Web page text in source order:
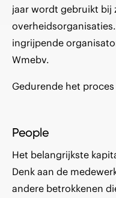
jaar wordt gebruikt bij
ingrijpende
Wmebv.
Gedurende het
People
Het belangrijkste
Denk aan de
andere betrokkenen